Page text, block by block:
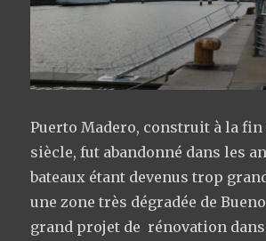
Puerto Madero, construit à la fin
siècle, fut abandonné dans les
bateaux étant devenus trop
une zone très dégradée de
grand projet de rénovation dans